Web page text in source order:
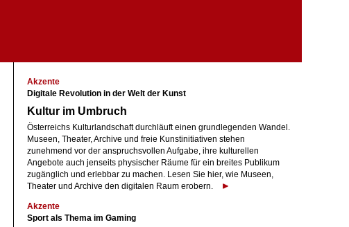
Akzente
Digitale Revolution in der Welt der Kunst
Kultur im Umbruch
Österreichs Kulturlandschaft durchläuft einen grundlegenden Wandel.
Museen, Theater, Archive und freie Kunstinitiativen stehen
zunehmend vor der anspruchsvollen Aufgabe, ihre kulturellen
Angebote auch jenseits physischer Räume für ein breites Publikum
zugänglich und erlebbar zu machen. Lesen Sie hier, wie Museen,
Theater und Archive den digitalen Raum erobern.
Akzente
Sport als Thema im Gaming